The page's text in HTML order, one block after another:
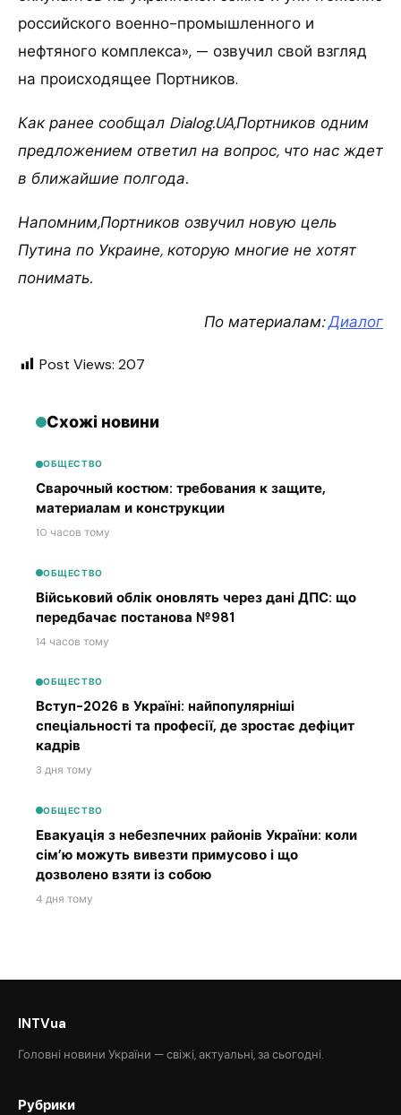
российского военно-промышленного и
нефтяного комплекса», — озвучил свой взгляд
на происходящее Портников.
Как ранее сообщал Dialog.UA,Портников одним
предложением ответил на вопрос, что нас ждет
в ближайшие полгода.
Напомним,Портников озвучил новую цель
Путина по Украине, которую многие не хотят
понимать.
По материалам:Диалог
Post Views: 207
Схожі новини
ОБЩЕСТВО
Сварочный костюм: требования к защите,
материалам и конструкции
10 часов тому
ОБЩЕСТВО
Військовий облік оновлять через дані ДПС: що
передбачає постанова №981
14 часов тому
ОБЩЕСТВО
Вступ-2026 в Україні: найпопулярніші
спеціальності та професії, де зростає дефіцит
кадрів
3 дня тому
ОБЩЕСТВО
Евакуація з небезпечних районів України: коли
сім’ю можуть вивезти примусово і що
дозволено взяти із собою
4 дня тому
INTVua
Головні новини України — свіжі, актуальні, за сьогодні.
Рубрики